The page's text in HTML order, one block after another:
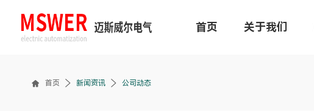
首页 关于我们
首页 新闻资讯 公司动态